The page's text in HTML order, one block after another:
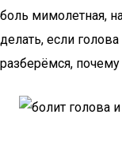
боль мимолетная,
делать, если
разберёмся, почему